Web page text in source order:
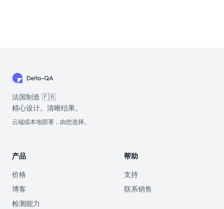
法国制造 🇫🇷
精心设计。清晰结果。
云端或本地部署，由您选择。
产品
价格
博客
检测能力
帮助
支持
联系销售